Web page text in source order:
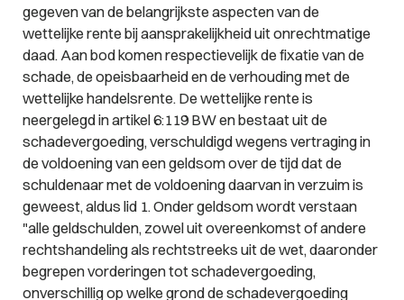
gegeven van de belangrijkste aspecten van de
wettelijke rente bij aansprakelijkheid uit onrechtmatige
daad. Aan bod komen respectievelijk de fixatie van de
schade, de opeisbaarheid en de verhouding met de
wettelijke handelsrente. De wettelijke rente is
neergelegd in artikel 6:119 BW en bestaat uit de
schadevergoeding, verschuldigd wegens vertraging in
de voldoening van een geldsom over de tijd dat de
schuldenaar met de voldoening daarvan in verzuim is
geweest, aldus lid 1. Onder geldsom wordt verstaan
"alle geldschulden, zowel uit overeenkomst of andere
rechtshandeling als rechtstreeks uit de wet, daaronder
begrepen vorderingen tot schadevergoeding,
onverschillig op welke grond de schadevergoeding